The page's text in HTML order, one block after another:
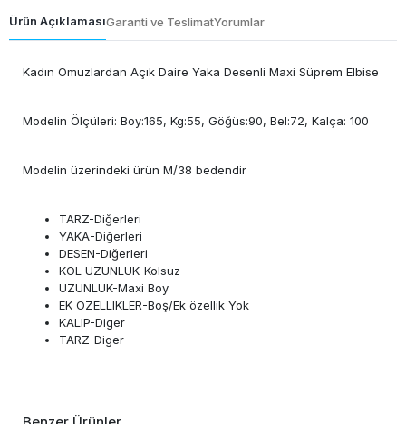
Ürün AçıklamasıGaranti ve TeslimatYorumlar
Kadın Omuzlardan Açık Daire Yaka Desenli Maxi Süprem Elbise
Modelin Ölçüleri: Boy:165, Kg:55, Göğüs:90, Bel:72, Kalça: 100
Modelin üzerindeki ürün M/38 bedendir
TARZ-Diğerleri
YAKA-Diğerleri
DESEN-Diğerleri
KOL UZUNLUK-Kolsuz
UZUNLUK-Maxi Boy
EK OZELLIKLER-Boş/Ek özellik Yok
KALIP-Diger
TARZ-Diger